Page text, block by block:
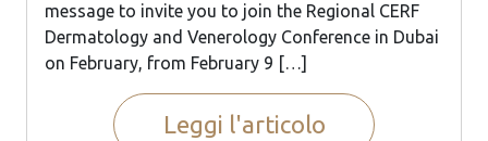
message to invite you to join the Regional CERF
Dermatology and Venerology Conference in Dubai
on February, from February 9 […]
Leggi l'articolo